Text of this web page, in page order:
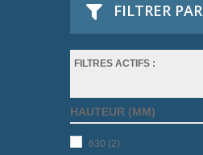
FILTRER PAR
FILTRES ACTIFS :
HAUTEUR (MM)
630 (2)